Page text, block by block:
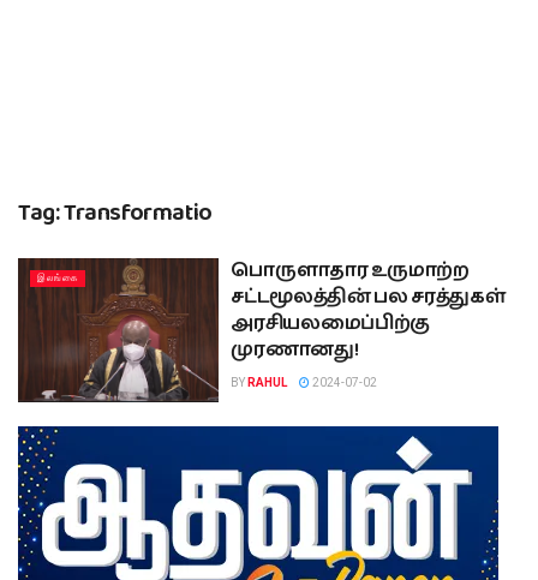
Tag:Transformatio
இலங்கை
பொருளாதார உருமாற்ற
சட்டமூலத்தின் பல சரத்துகள்
அரசியலமைப்பிற்கு
முரணானது!
BY RAHUL 2024-07-02